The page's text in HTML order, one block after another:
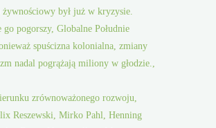
był już w kryzysie.
go pogorszy, Globalne Południe
spuścizna kolonialna, zmiany
nadal pogrążają miliony w głodzie.,
zrównoważonego rozwoju,
Reszewski, Mirko Pahl, Henning